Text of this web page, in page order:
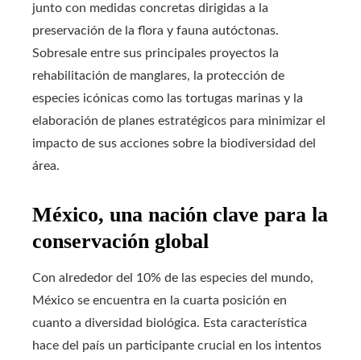
junto con medidas concretas dirigidas a la
preservación de la flora y fauna autóctonas.
Sobresale entre sus principales proyectos la
rehabilitación de manglares, la protección de
especies icónicas como las tortugas marinas y la
elaboración de planes estratégicos para minimizar el
impacto de sus acciones sobre la biodiversidad del
área.
México, una nación clave para la
conservación global
Con alrededor del 10% de las especies del mundo,
México se encuentra en la cuarta posición en
cuanto a diversidad biológica. Esta característica
hace del país un participante crucial en los intentos